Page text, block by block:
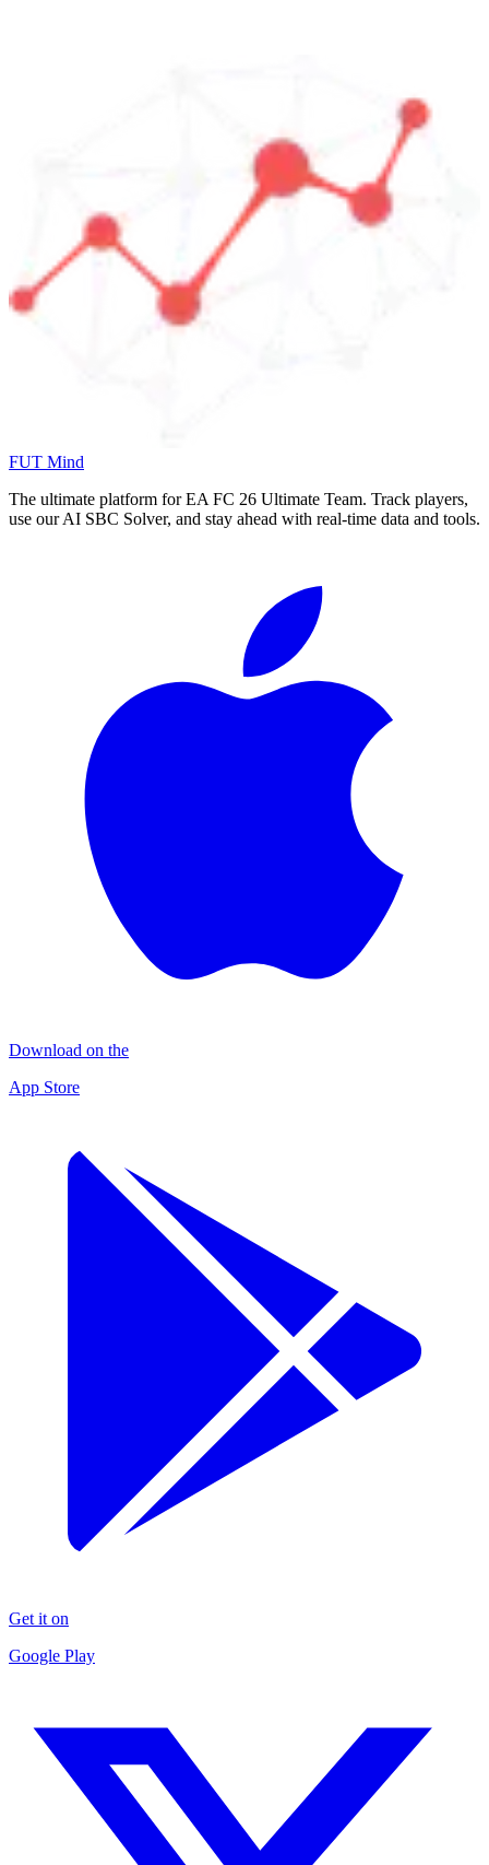
FUT Mind
The ultimate platform for EA FC 26 Ultimate Team. Track players,
use our AI SBC Solver, and stay ahead with real-time data and tools.
Download on the
App Store
Get it on
Google Play